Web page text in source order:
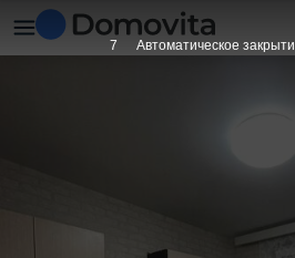
6 Автоматическое